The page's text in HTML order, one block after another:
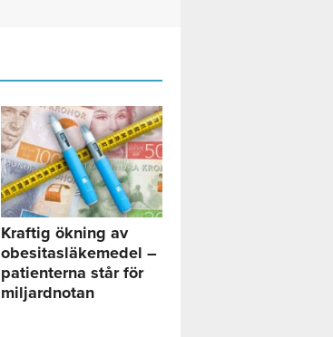
Kraftig ökning av
obesitasläkemedel –
patienterna står för
miljardnotan